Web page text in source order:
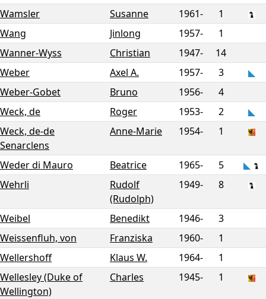
Wamsler
Susanne 1961-
1
Wang
Jinlong 1957-
1
Wanner-Wyss
Christian 1947-
14
Weber
Axel A. 1957-
3
Weber-Gobet
Bruno 1956-
4
Weck, de
Roger 1953-
2
Weck, de-de
Senarclens
Anne-Marie 1954- 1
Weder di Mauro Beatrice 1965-
5
Wehrli
Rudolf
(Rudolph)
1949- 8
Weibel Benedikt 1946-
3
Weissenfluh, von
Franziska 1960-
1
Wellershoff
Klaus W. 1964-
1
Wellesley (Duke of
Wellington)
Charles 1945- 1